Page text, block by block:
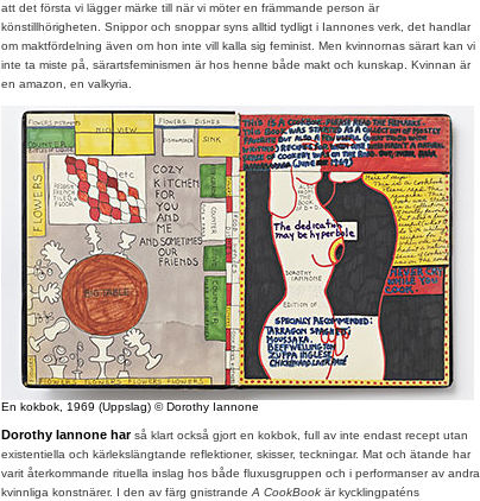
att det första vi lägger märke till när vi möter en främmande person är
könstillhörigheten. Snippor och snoppar syns alltid tydligt i Iannones verk, det handlar
om maktfördelning även om hon inte vill kalla sig feminist. Men kvinnornas särart kan vi
inte ta miste på, särartsfeminismen är hos henne både makt och kunskap. Kvinnan är
en amazon, en valkyria.
En kokbok, 1969 (Uppslag) © Dorothy Iannone
Dorothy Iannone harså klart också gjort en kokbok, full av inte endast recept utan
existentiella och kärlekslängtande reflektioner, skisser, teckningar. Mat och ätande har
varit återkommande rituella inslag hos både fluxusgruppen och i performanser av andra
kvinnliga konstnärer. I den av färg gnistrande A CookBookär kycklingpaténs